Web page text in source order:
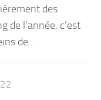
des
de l’année, c’est
de...